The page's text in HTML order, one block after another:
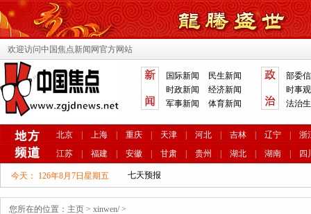
欢迎访问中国焦点新闻网官方网站
国际新闻
民生新闻
时政新闻
经济新闻
军事新闻
体育新闻
部委
时事
法治
北京 上海 重庆 天津 河北 吉林 辽宁
浙
江苏
福建 安徽 甘肃 贵州 湖北 湖南 四
今天： 126年8月7日星期五
您所在的位置： 主页 > xinwen/>